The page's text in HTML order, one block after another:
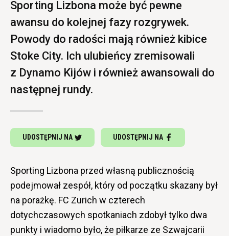
Sporting Lizbona może być pewne
awansu do kolejnej fazy rozgrywek.
Powody do radości mają również kibice
Stoke City. Ich ulubieńcy zremisowali
z Dynamo Kijów i również awansowali do
następnej rundy.
UDOSTĘPNIJ NA UDOSTĘPNIJ NA
Sporting Lizbona przed własną publicznością
podejmował zespół, który od początku skazany był
na porażkę. FC Zurich w czterech
dotychczasowych spotkaniach zdobył tylko dwa
punkty i wiadomo było, że piłkarze ze Szwajcarii